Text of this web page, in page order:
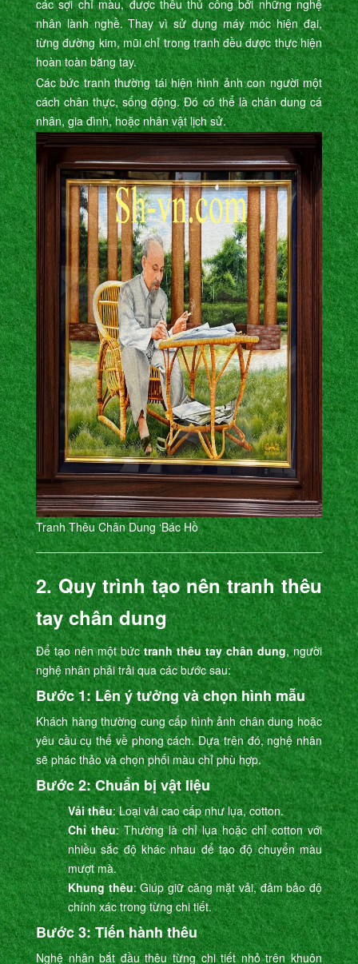
các sợi chỉ màu, được thêu thủ công bởi những nghệ
nhân lành nghề. Thay vì sử dụng máy móc hiện đại,
từng đường kim, mũi chỉ trong tranh đều được thực hiện
hoàn toàn bằng tay.
Các bức tranh thường tái hiện hình ảnh con người một
cách chân thực, sống động. Đó có thể là chân dung cá
nhân, gia đình, hoặc nhân vật lịch sử.
Tranh Thêu Chân Dung ‘Bác Hồ
2. Quy trình tạo nên tranh thêu
tay chân dung
Để tạo nên một bứctranh thêu tay chân dung, người
nghệ nhân phải trải qua các bước sau:
Bước 1: Lên ý tưởng và chọn hình mẫu
Khách hàng thường cung cấp hình ảnh chân dung hoặc
yêu cầu cụ thể về phong cách. Dựa trên đó, nghệ nhân
sẽ phác thảo và chọn phối màu chỉ phù hợp.
Bước 2: Chuẩn bị vật liệu
Vải thêu: Loại vải cao cấp như lụa, cotton.
Chỉ thêu: Thường là chỉ lụa hoặc chỉ cotton với
nhiều sắc độ khác nhau để tạo độ chuyển màu
mượt mà.
Khung thêu: Giúp giữ căng mặt vải, đảm bảo độ
chính xác trong từng chi tiết.
Bước 3: Tiến hành thêu
Nghệ nhân bắt đầu thêu từng chi tiết nhỏ trên khuôn